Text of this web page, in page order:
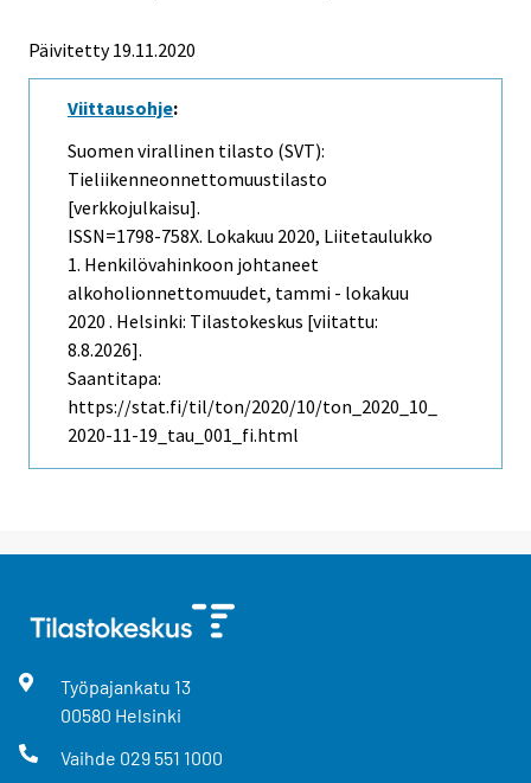
Päivitetty 19.11.2020
Viittausohje:
Suomen virallinen tilasto (SVT):
Tieliikenneonnettomuustilasto
[verkkojulkaisu].
ISSN=1798-758X. Lokakuu 2020, Liitetaulukko
1. Henkilövahinkoon johtaneet
alkoholionnettomuudet, tammi - lokakuu
2020 . Helsinki: Tilastokeskus [viitattu:
8.8.2026].
Saantitapa:
https://stat.fi/til/ton/2020/10/ton_2020_10_
2020-11-19_tau_001_fi.html
Työpajankatu 13
00580 Helsinki
Vaihde 029 551 1000